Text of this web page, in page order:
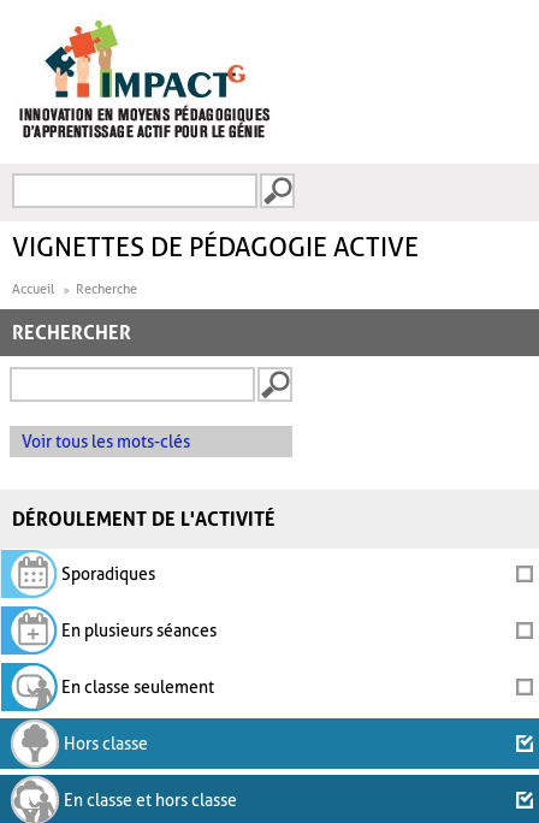
FORMULAIRE DE
VIGNETTES DE PÉDAGOGIE ACTIVE
Accueil Recherche
RECHERCHER
Voir tous les mots-clés
DÉROULEMENT DE L'ACTIVITÉ
Sporadiques
En plusieurs séances
En classe seulement
Hors classe
En classe et hors classe